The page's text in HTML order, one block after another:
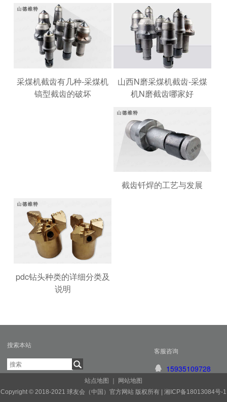
采煤机截齿有几种-采煤机
镐型截齿的破坏
山西N磨采煤机截齿-采煤
机N磨截齿哪家好
截齿钎焊的工艺与发展
pdc钻头种类的详细分类及
说明
搜索本站
客服咨询
15935109728
站点地图
网站地图
Copyright © 2018-2021 球友会（中国）官方网站 版权所有 |
湘ICP备18013084号-1